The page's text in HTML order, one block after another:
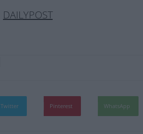
DAILYPOST
Twitter Pinterest WhatsApp